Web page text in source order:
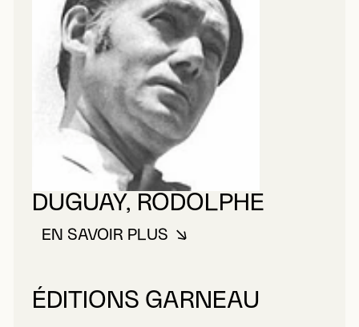
DUGUAY, RODOLPHE
EN SAVOIR PLUSÀ PROPOS DE DUGUAY,
ÉDITIONS GARNEAU